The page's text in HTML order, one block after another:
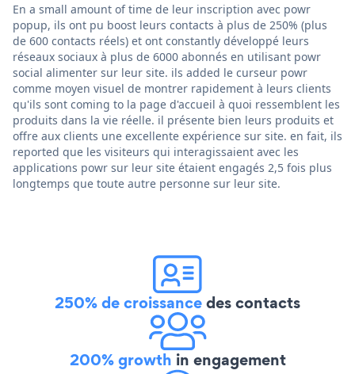
En a small amount of time de leur inscription avec powr
popup, ils ont pu boost leurs contacts à plus de 250% (plus
de 600 contacts réels) et ont constantly développé leurs
réseaux sociaux à plus de 6000 abonnés en utilisant powr
social alimenter sur leur site. ils added le curseur powr
comme moyen visuel de montrer rapidement à leurs clients
qu'ils sont coming to la page d'accueil à quoi ressemblent les
produits dans la vie réelle. il présente bien leurs produits et
offre aux clients une excellente expérience sur site. en fait, ils
reported que les visiteurs qui interagissaient avec les
applications powr sur leur site étaient engagés 2,5 fois plus
longtemps que toute autre personne sur leur site.
250% de croissancedes contacts
200% growth in engagement